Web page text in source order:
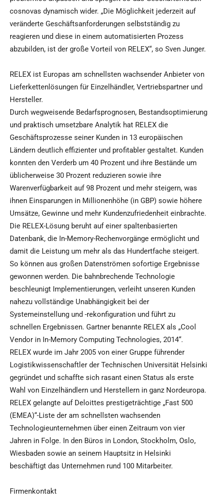
cosnovas dynamisch wider. „Die Möglichkeit jederzeit auf
veränderte Geschäftsanforderungen selbstständig zu
reagieren und diese in einem automatisierten Prozess
abzubilden, ist der große Vorteil von RELEX“, so Sven Junger.
RELEX ist Europas am schnellsten wachsender Anbieter von
Lieferkettenlösungen für Einzelhändler, Vertriebspartner und
Hersteller.
Durch wegweisende Bedarfsprognosen, Bestandsoptimierung
und praktisch umsetzbare Analytik hat RELEX die
Geschäftsprozesse seiner Kunden in 13 europäischen
Ländern deutlich effizienter und profitabler gestaltet. Kunden
konnten den Verderb um 40 Prozent und ihre Bestände um
üblicherweise 30 Prozent reduzieren sowie ihre
Warenverfügbarkeit auf 98 Prozent und mehr steigern, was
ihnen Einsparungen in Millionenhöhe (in GBP) sowie höhere
Umsätze, Gewinne und mehr Kundenzufriedenheit einbrachte.
Die RELEX-Lösung beruht auf einer spaltenbasierten
Datenbank, die In-Memory-Rechenvorgänge ermöglicht und
damit die Leistung um mehr als das Hundertfache steigert.
So können aus großen Datenströmen sofortige Ergebnisse
gewonnen werden. Die bahnbrechende Technologie
beschleunigt Implementierungen, verleiht unseren Kunden
nahezu vollständige Unabhängigkeit bei der
Systemeinstellung und -rekonfiguration und führt zu
schnellen Ergebnissen. Gartner benannte RELEX als „Cool
Vendor in In-Memory Computing Technologies, 2014“.
RELEX wurde im Jahr 2005 von einer Gruppe führender
Logistikwissenschaftler der Technischen Universität Helsinki
gegründet und schaffte sich rasant einen Status als erste
Wahl von Einzelhändlern und Herstellern in ganz Nordeuropa.
RELEX gelangte auf Deloittes prestigeträchtige „Fast 500
(EMEA)“-Liste der am schnellsten wachsenden
Technologieunternehmen über einen Zeitraum von vier
Jahren in Folge. In den Büros in London, Stockholm, Oslo,
Wiesbaden sowie an seinem Hauptsitz in Helsinki
beschäftigt das Unternehmen rund 100 Mitarbeiter.
Firmenkontakt